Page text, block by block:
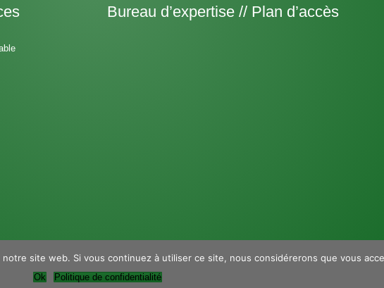
Bureau d’expertise // Plan d’accès
Simon - Adrien Dumonceaux. Tous droits réservés
site web. Si vous continuez à utiliser ce site, nous considérerons que vous
Ok Politique de confidentialité